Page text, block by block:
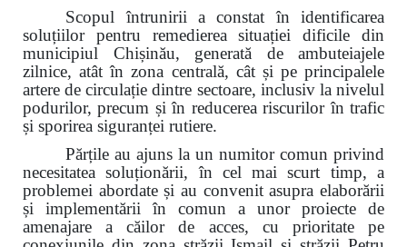
Scopul întrunirii a constat în identificarea
soluțiilor pentru remedierea situației dificile din
municipiul Chișinău, generată de ambuteiajele
zilnice, atât în zona centrală, cât și pe principalele
artere de circulație dintre sectoare, inclusiv la nivelul
podurilor, precum și în reducerea riscurilor în trafic
și sporirea siguranței rutiere.
Părțile au ajuns la un numitor comun privind
necesitatea soluționării, în cel mai scurt timp, a
problemei abordate și au convenit asupra elaborării
și implementării în comun a unor proiecte de
amenajare a căilor de acces, cu prioritate pe